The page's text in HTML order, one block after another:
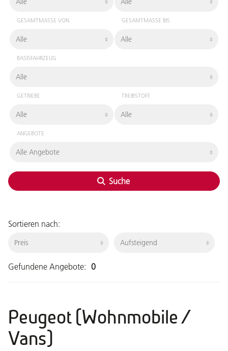
GESAMTMASSE VON GESAMTMASSE BIS
BASISFAHRZEUG
GETRIEBE TREIBSTOFF
ANGEBOTE
Suche
Sortieren nach:
Gefundene Angebote: 0
Peugeot (Wohnmobile /
Vans)